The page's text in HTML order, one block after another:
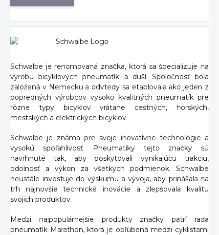
Schwalbe je renomovaná značka, ktorá sa špecializuje na
výrobu bicyklových pneumatík a duší. Spoločnosť bola
založená v Nemecku a odvtedy sa etablovala ako jeden z
popredných výrobcov vysoko kvalitných pneumatík pre
rôzne typy bicyklov vrátane cestných, horských,
mestských a elektrických bicyklov.
Schwalbe je známa pre svoje inovatívne technológie a
vysokú spoľahlivosť. Pneumatiky tejto značky sú
navrhnuté tak, aby poskytovali vynikajúcu trakciu,
odolnosť a výkon za všetkých podmienok. Schwalbe
neustále investuje do výskumu a vývoja, aby prinášala na
trh najnovšie technické inovácie a zlepšovala kvalitu
svojich produktov.
Medzi najpopulárnejšie produkty značky patrí rada
pneumatík Marathon, ktorá je obľúbená medzi cyklistami